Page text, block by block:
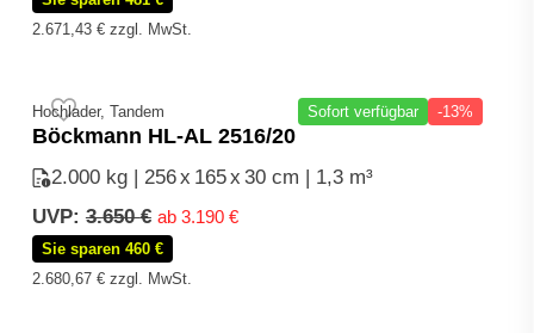
war:
3.660 €
2.671,43 €zzgl. MwSt.
Sofort verfügbar -13%
Hochlader, Tandem
Böckmann HL-AL 2516/20
2.000 kg | 256x165x30 cm | 1,3 m³
UVP: 3.650€ ab 3.190 €
Sie sparen 460 €
2.680,67 €zzgl. MwSt.